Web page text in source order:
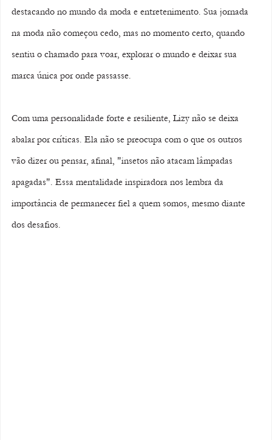
destacando no mundo da moda e entretenimento. Sua jornada
na moda não começou cedo, mas no momento certo, quando
sentiu o chamado para voar, explorar o mundo e deixar sua
marca única por onde passasse.
Com uma personalidade forte e resiliente, Lizy não se deixa
abalar por críticas. Ela não se preocupa com o que os outros
vão dizer ou pensar, afinal, "insetos não atacam lâmpadas
apagadas". Essa mentalidade inspiradora nos lembra da
importância de permanecer fiel a quem somos, mesmo diante
dos desafios.